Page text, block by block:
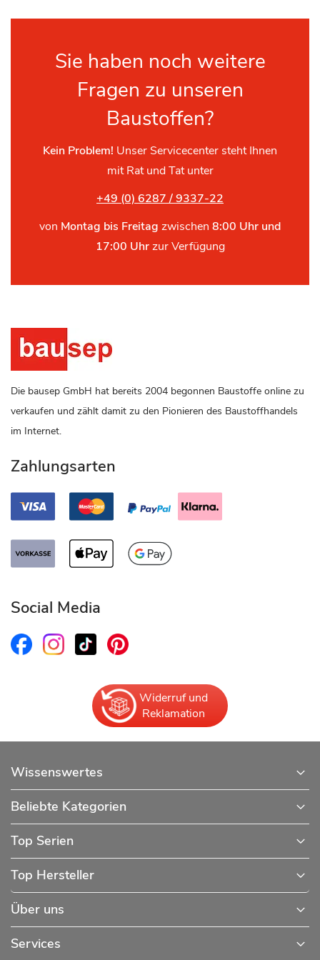
Sie haben noch weitere
Fragen zu unseren
Baustoffen?
Kein Problem! Unser Servicecenter steht Ihnen
mit Rat und Tat unter
+49 (0) 6287 / 9337-22
von Montag bis Freitag zwischen 8:00 Uhr und
17:00 Uhrzur Verfügung
Die bausep GmbH hat bereits 2004 begonnen Baustoffe online zu
verkaufen und zählt damit zu den Pionieren des Baustoffhandels
im Internet.
Zahlungsarten
Social Media
Widerruf und
Reklamation
Wissenswertes
Beliebte Kategorien
Top Serien
Top Hersteller
Über uns
Services